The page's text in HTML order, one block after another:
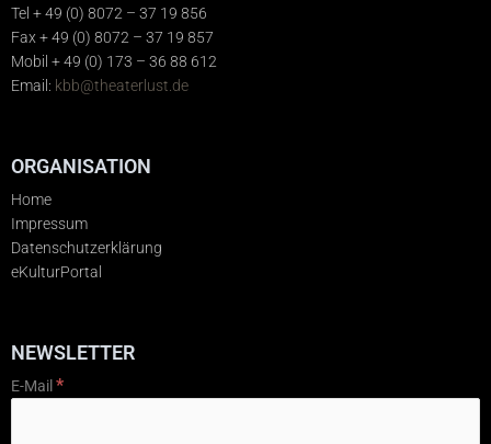
Tel + 49 (0) 8072 – 37 19 856
Fax + 49 (0) 8072 – 37 19 857
Mobil + 49 (0) 173 – 36 88 612
Email: kbb@theaterlust.de
ORGANISATION
Home
Impressum
Datenschutzerklärung
eKulturPortal
NEWSLETTER
E-Mail *